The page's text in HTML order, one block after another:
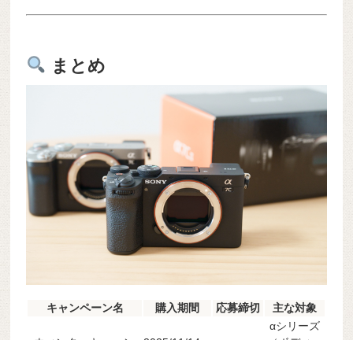
まとめ
キャンペーン名 購入期間 応募締切 主な対象
αシリーズ